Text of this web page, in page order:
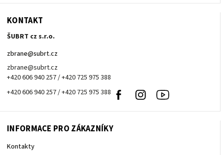
KONTAKT
ŠUBRT cz s.r.o.
zbrane@subrt.cz
zbrane@subrt.cz
+420 606 940 257 / +420 725 975 388
+420 606 940 257 / +420 725 975 388
Facebook Instagram
INFORMACE PRO ZÁKAZNÍKY
Kontakty